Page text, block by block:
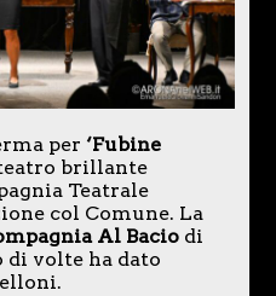
per ‘Fubine
brillante
Teatrale
col Comune. La
Al Baciodi
di volte ha dato